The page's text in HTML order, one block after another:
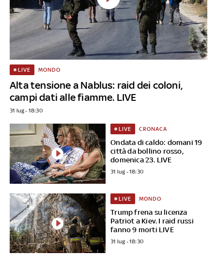
Alta tensione a Nablus: raid dei coloni,
campi dati alle fiamme. LIVE
LIVE MONDO
31 lug - 18:30
Ondata di caldo: domani 19
città da bollino rosso,
domenica 23. LIVE
LIVE CRONACA
31 lug - 18:30
Trump frena su licenza
Patriot a Kiev. I raid russi
fanno 9 morti LIVE
LIVE MONDO
31 lug - 18:30